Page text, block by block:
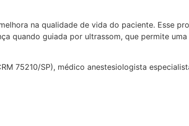
na qualidade de vida do paciente. Esse
quando guiada por ultrassom, que permite
75210/SP), médico anestesiologista